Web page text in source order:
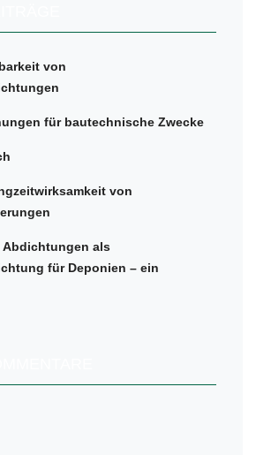
von
für bautechnische Zwecke
von
Abdichtungen als
für Deponien – ein